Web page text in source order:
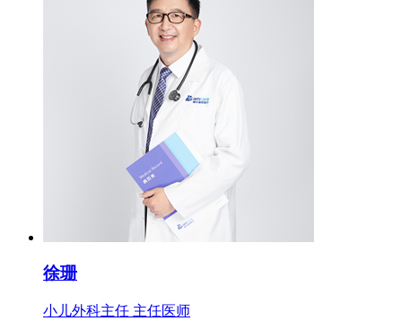
徐珊
小儿外科主任 主任医师